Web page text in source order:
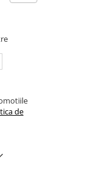
de